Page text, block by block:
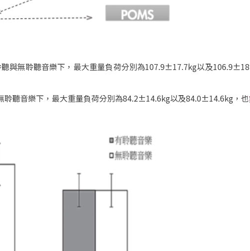
與無聆聽音樂下，最大重量負荷分別為107.9±17.7kg以及
聆聽音樂下，最大重量負荷分別為84.2±14.6kg以及84.0±14.6kg ，也